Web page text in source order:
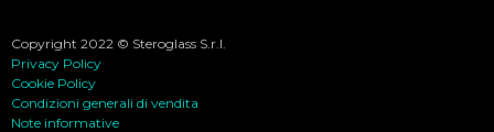
Copyright 2022 © Steroglass S.r.l.
Privacy Policy
Cookie Policy
Condizioni generali di vendita
Note informative